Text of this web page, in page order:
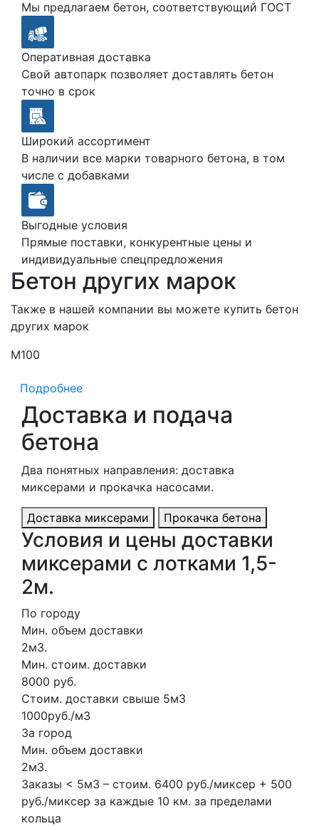
Мы предлагаем бетон, соответствующий ГОСТ
Оперативная доставка
Свой автопарк позволяет доставлять бетон
точно в срок
Широкий ассортимент
В наличии все марки товарного бетона, в том
числе с добавками
Выгодные условия
Прямые поставки, конкурентные цены и
индивидуальные спецпредложения
Бетон других марок
Также в нашей компании вы можете купить бетон
других марок
М100
Подробнее
Доставка и подача
бетона
Два понятных направления: доставка
миксерами и прокачка насосами.
Доставка миксерами Прокачка бетона
Условия и цены доставки
миксерами с лотками 1,5-
2м.
По городу
Мин. объем доставки
2м3.
Мин. стоим. доставки
8000 руб.
Стоим. доставки свыше 5м3
1000руб./м3
За город
Мин. объем доставки
2м3.
Заказы < 5м3 – стоим. 6400 руб./миксер + 500
руб./миксер за каждые 10 км. за пределами
кольца